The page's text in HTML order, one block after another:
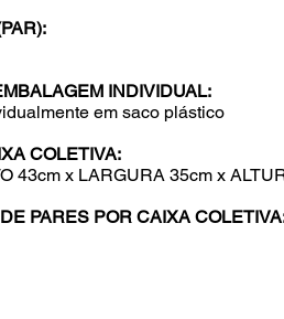
INDIVIDUAL:
em saco plástico
COLETIVA:
43cm x LARGURA 35cm x
PARES POR CAIXA